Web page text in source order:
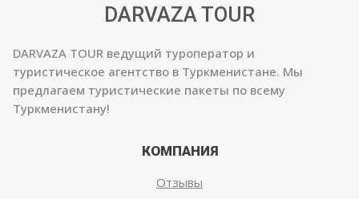
DARVAZA TOUR
DARVAZA TOUR ведущий туроператор и
туристическое агентство в Туркменистане. Мы
предлагаем туристические пакеты по всему
Туркменистану!
КОМПАНИЯ
Отзывы